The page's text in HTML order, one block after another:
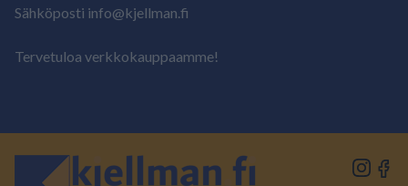
Sähköposti info@kjellman.fi
Tervetuloa verkkokauppaamme!